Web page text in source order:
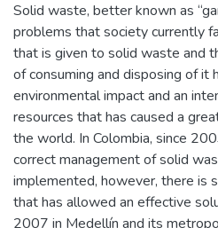
Solid waste, better known as
problems that society currently
that is given to solid waste and
of consuming and disposing of it
environmental impact and an
resources that has caused a
the world. In Colombia, since
correct management of solid
implemented, however, there is
that has allowed an effective
2007 in Medellín and its